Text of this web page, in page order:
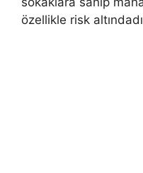
özellikle risk